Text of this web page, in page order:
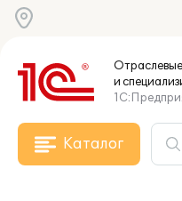
Отраслевые
и
Каталог